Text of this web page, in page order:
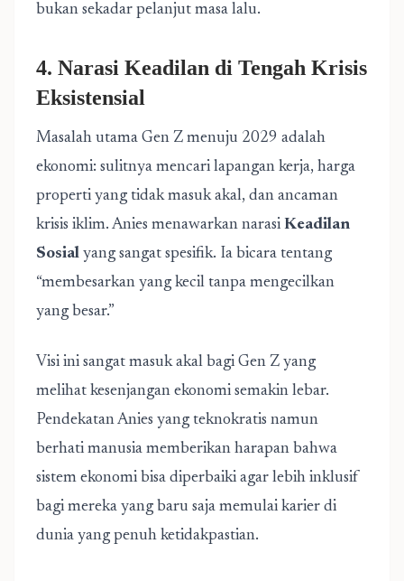
bukan sekadar pelanjut masa lalu.
4. Narasi Keadilan di Tengah Krisis
Eksistensial
Masalah utama Gen Z menuju 2029 adalah
ekonomi: sulitnya mencari lapangan kerja, harga
properti yang tidak masuk akal, dan ancaman
krisis iklim. Anies menawarkan narasi Keadilan
Sosial yang sangat spesifik. Ia bicara tentang
“membesarkan yang kecil tanpa mengecilkan
yang besar.”
Visi ini sangat masuk akal bagi Gen Z yang
melihat kesenjangan ekonomi semakin lebar.
Pendekatan Anies yang teknokratis namun
berhati manusia memberikan harapan bahwa
sistem ekonomi bisa diperbaiki agar lebih inklusif
bagi mereka yang baru saja memulai karier di
dunia yang penuh ketidakpastian.